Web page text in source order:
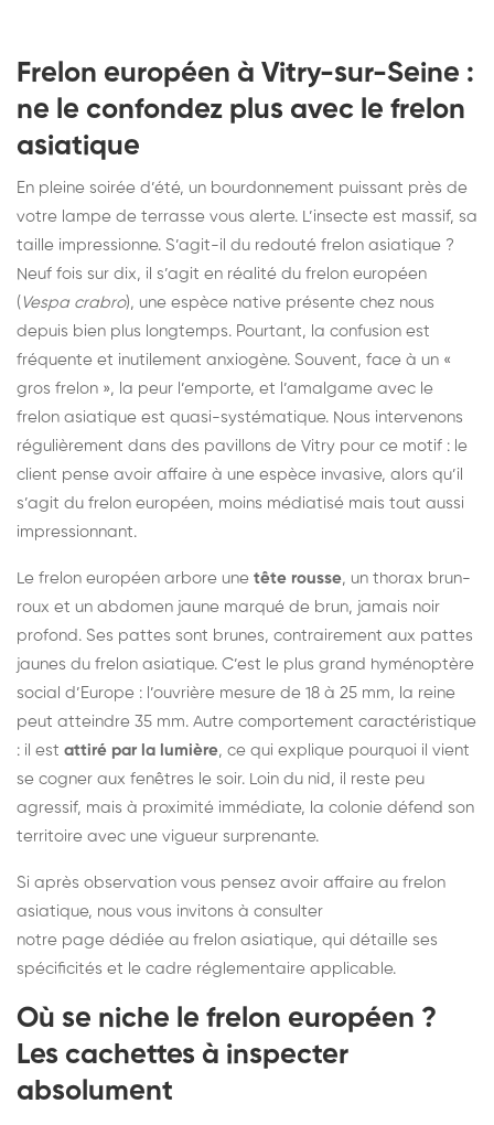
Frelon européen à Vitry-sur-Seine :
ne le confondez plus avec le frelon
asiatique
En pleine soirée d’été, un bourdonnement puissant près de
votre lampe de terrasse vous alerte. L’insecte est massif, sa
taille impressionne. S’agit-il du redouté frelon asiatique ?
Neuf fois sur dix, il s’agit en réalité du frelon européen
( Vespa crabro), une espèce native présente chez nous
depuis bien plus longtemps. Pourtant, la confusion est
fréquente et inutilement anxiogène. Souvent, face à un «
gros frelon », la peur l’emporte, et l’amalgame avec le
frelon asiatique est quasi-systématique. Nous intervenons
régulièrement dans des pavillons de Vitry pour ce motif : le
client pense avoir affaire à une espèce invasive, alors qu’il
s’agit du frelon européen, moins médiatisé mais tout aussi
impressionnant.
Le frelon européen arbore une tête rousse, un thorax brun-
roux et un abdomen jaune marqué de brun, jamais noir
profond. Ses pattes sont brunes, contrairement aux pattes
jaunes du frelon asiatique. C’est le plus grand hyménoptère
social d’Europe : l’ouvrière mesure de 18 à 25 mm, la reine
peut atteindre 35 mm. Autre comportement caractéristique
: il est attiré par la lumière, ce qui explique pourquoi il vient
se cogner aux fenêtres le soir. Loin du nid, il reste peu
agressif, mais à proximité immédiate, la colonie défend son
territoire avec une vigueur surprenante.
Si après observation vous pensez avoir affaire au frelon
asiatique, nous vous invitons à consulter
notre page dédiée au frelon asiatique, qui détaille ses
spécificités et le cadre réglementaire applicable.
Où se niche le frelon européen ?
Les cachettes à inspecter
absolument